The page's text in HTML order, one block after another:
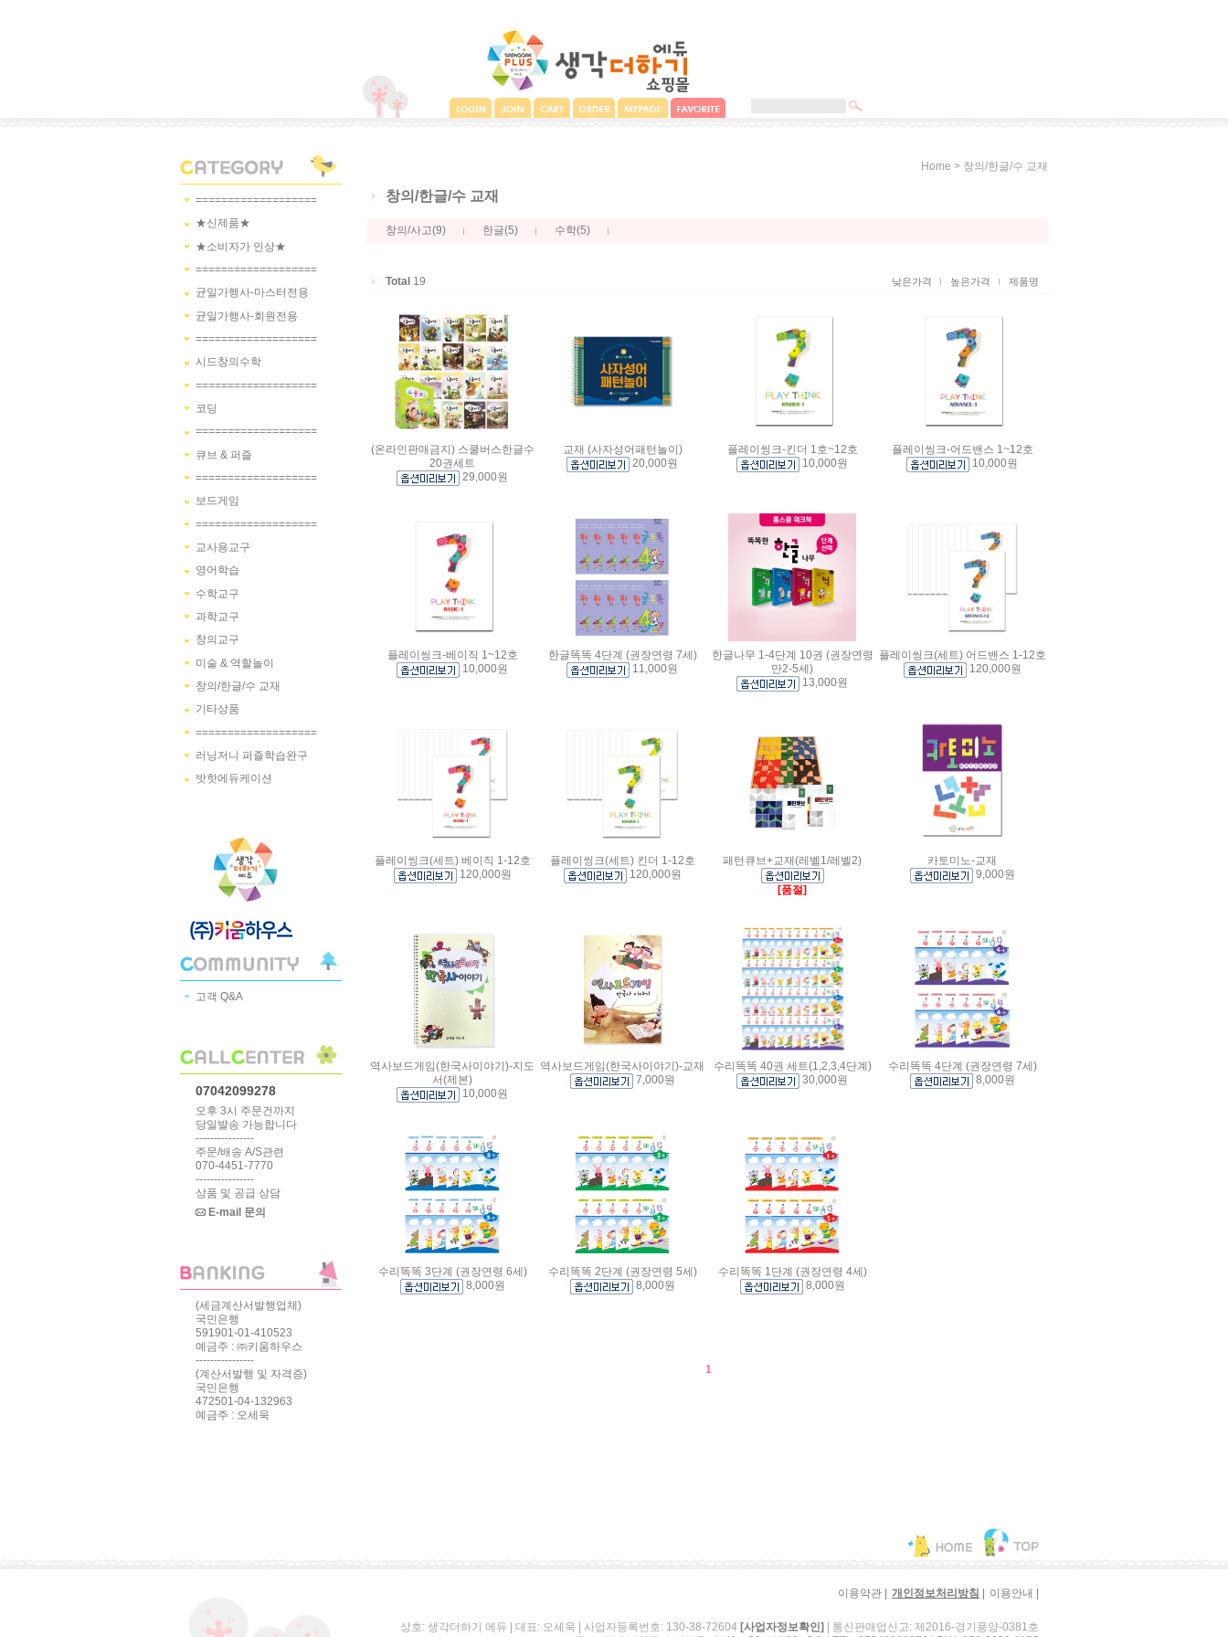
===================
★신제품★
★소비자가 인상★
===================
균일가행사-마스터전용
균일가행사-회원전용
===================
시드창의수학
===================
코딩
===================
큐브 & 퍼즐
===================
보드게임
===================
교사용교구
영어학습
수학교구
과학교구
창의교구
미술 & 역할놀이
창의/한글/수 교재
기타상품
===================
러닝저니 퍼즐학습완구
밧핫에듀케이션
고객 Q&A
07042099278
오후 3시 주문건까지
당일발송 가능합니다
----------------
주문/배송 A/S관련
070-4451-7770
----------------
상품 및 공급 상담
E-mail 문의
(세금계산서발행업체)
국민은행
591901-01-410523
예금주 : ㈜키움하우스
----------------
(계산서발행 및 자격증)
국민은행
472501-04-132963
예금주 : 오세욱
Home > 창의/한글/수 교재
창의/한글/수 교재
창의/사고(9) 한글(5) 수학(5)
Total 19 낮은가격 높은가격 제품명
(온라인판매금지) 스쿨버스한글수
20권세트
29,000원
교재 (사자성어패턴놀이)
20,000원
플레이씽크-킨더 1호~12호
10,000원
플레이씽크-어드밴스 1~12호
10,000원
플레이씽크-베이직 1~12호
10,000원
한글똑똑 4단계 (권장연령 7세)
11,000원
한글나무 1-4단계 10권 (권장연령
만2-5세)
13,000원
플레이씽크(세트) 어드밴스 1-12호
120,000원
플레이씽크(세트) 베이직 1-12호
120,000원
플레이씽크(세트) 킨더 1-12호
120,000원
패턴큐브+교재(레벨1/레벨2)
[품절]
카토미노-교재
9,000원
역사보드게임(한국사이야기)-지도
서(제본)
10,000원
역사보드게임(한국사이야기)-교재
7,000원
수리똑똑 40권 세트(1,2,3,4단계)
30,000원
수리똑똑 4단계 (권장연령 7세)
8,000원
수리똑똑 3단계 (권장연령 6세)
8,000원
수리똑똑 2단계 (권장연령 5세)
8,000원
수리똑똑 1단계 (권장연령 4세)
8,000원
1
이용약관 개인정보처리방침 이용안내
상호: 생각더하기 에듀 | 대표: 오세욱 | 사업자등록번호: 130-38-72604 [사업자정보확인] | 통신판매업신고: 제2016-경기풍양-0381호